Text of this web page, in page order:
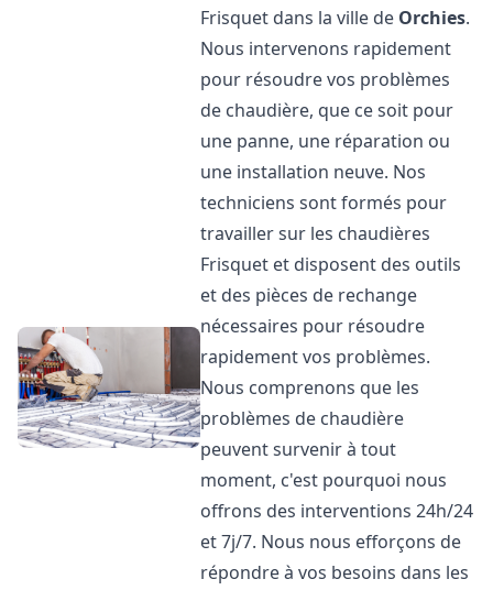
Frisquet dans la ville de Orchies.
Nous intervenons rapidement
pour résoudre vos problèmes
de chaudière, que ce soit pour
une panne, une réparation ou
une installation neuve. Nos
techniciens sont formés pour
travailler sur les chaudières
Frisquet et disposent des outils
et des pièces de rechange
nécessaires pour résoudre
rapidement vos problèmes.
Nous comprenons que les
problèmes de chaudière
peuvent survenir à tout
moment, c'est pourquoi nous
offrons des interventions 24h/24
et 7j/7. Nous nous efforçons de
répondre à vos besoins dans les